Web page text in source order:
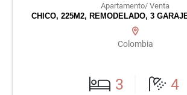
Apartamento/ Venta
CHICO, 225M2, REMODELADO, 3
Colombia
3 4